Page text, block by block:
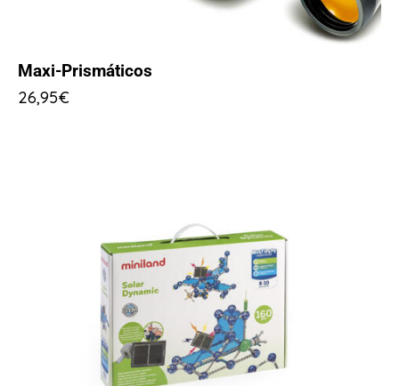
Maxi-Prismáticos
26,95€